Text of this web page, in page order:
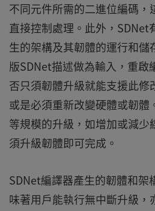
不同元件所需的二進位編碼，
直接控制處理。此外，SDNet
生的架構及其韌體的運行和儲
版SDNet描述做為輸入，重啟
否只須韌體升級就能支援此修
或是必須重新改變硬體或韌體
等規模的升級，如增加或減少
須升級韌體即可完成。
SDNet編譯器產生的韌體和架
味著用戶能執行無中斷升級，